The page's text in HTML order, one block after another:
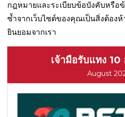
กฎหมายและระเบียบข้อบังคับหรือ
ซ้ำจากเว็บไซต์ของคุณเป็นสิ่งต้อง
ยินยอมจากเรา
เจ้ามือรับแทง
August